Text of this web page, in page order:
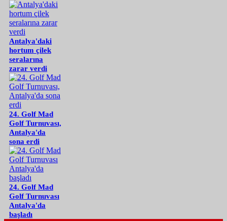
Antalya'daki
hortum çilek
seralarına
zarar verdi
24. Golf Mad
Golf Turnuvası,
Antalya'da
sona erdi
24. Golf Mad
Golf Turnuvası
Antalya'da
başladı